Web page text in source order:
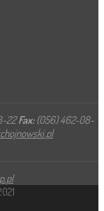
22Fax:(056) 462-08-